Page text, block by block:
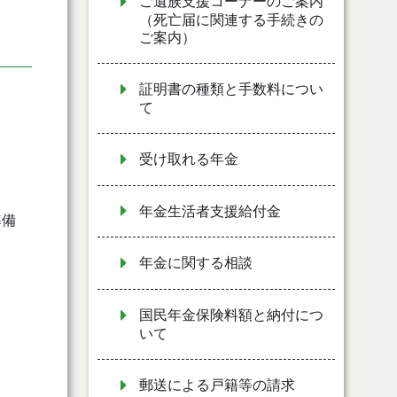
（死亡届に関連する手続きの
ご案内）
証明書の種類と手数料につい
て
受け取れる年金
年金生活者支援給付金
年金に関する相談
国民年金保険料額と納付につ
いて
郵送による戸籍等の請求